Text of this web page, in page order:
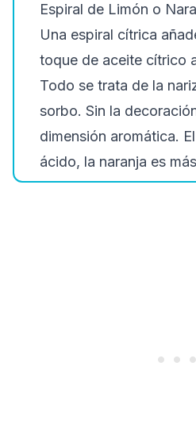
Espiral de Limón o
Una espiral cítrica
toque de aceite cítrico
Todo se trata de la
sorbo. Sin la
dimensión aromática.
ácido, la naranja es